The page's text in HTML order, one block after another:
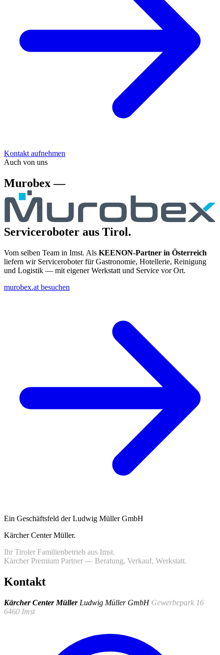
Kontakt aufnehmen
Auch von uns
Murobex —
Serviceroboter aus Tirol.
Vom selben Team in Imst. Als KEENON-Partner in Österreich
liefern wir Serviceroboter für Gastronomie, Hotellerie, Reinigung
und Logistik — mit eigener Werkstatt und Service vor Ort.
murobex.at besuchen
Ein Geschäftsfeld der Ludwig Müller GmbH
Kärcher Center Müller.
Ihr Tiroler Familienbetrieb aus Imst.
Kärcher Premium Partner — Beratung, Verkauf, Werkstatt.
Kontakt
Kärcher Center Müller Ludwig Müller GmbH Gewerbepark 16
6460 Imst